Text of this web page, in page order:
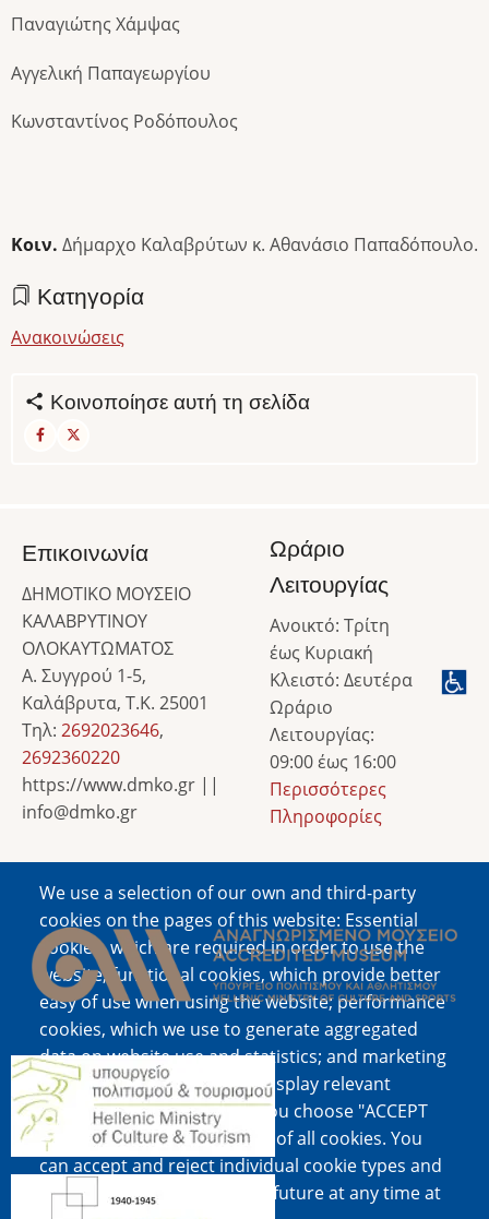
Παναγιώτης Χάμψας
Αγγελική Παπαγεωργίου
Κωνσταντίνος Ροδόπουλος
Κοιν. Δήμαρχο Καλαβρύτων κ. Αθανάσιο Παπαδόπουλο.
Κατηγορία
Ανακοινώσεις
Κοινοποίησε αυτή τη σελίδα
We use a selection of our own and third-party
cookies on the pages of this website: Essential
cookies, which are required in order to use the
website; functional cookies, which provide better
easy of use when using the website; performance
cookies, which we use to generate aggregated
data on website use and statistics; and marketing
cookies, which are used to display relevant
content and advertising. If you choose "ACCEPT
ALL", you consent to the use of all cookies. You
can accept and reject individual cookie types and
revoke your consent for the future at any time at
Επικοινωνία
ΔΗΜΟΤΙΚΟ ΜΟΥΣΕΙΟ
ΚΑΛΑΒΡΥΤΙΝΟΥ
ΟΛΟΚΑΥΤΩΜΑΤΟΣ
Α. Συγγρού 1-5,
Καλάβρυτα, Τ.Κ. 25001
Τηλ: 2692023646,
2692360220
https://www.dmko.gr ||
info@dmko.gr
Ωράριο
Λειτουργίας
Ανοικτό: Τρίτη
έως Κυριακή
Κλειστό: Δευτέρα
Ωράριο
Λειτουργίας:
09:00 έως 16:00
Περισσότερες
Πληροφορίες
Image
Image
Image